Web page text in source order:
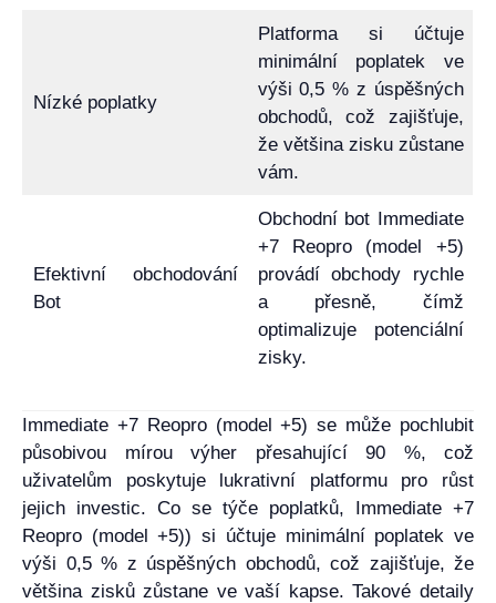
Nízké poplatky
Platforma si účtuje
minimální poplatek ve
výši 0,5 % z úspěšných
obchodů, což zajišťuje,
že většina zisku zůstane
vám.
Efektivní obchodování
Bot
Obchodní bot Immediate
+7 Reopro (model +5)
provádí obchody rychle
a přesně, čímž
optimalizuje potenciální
zisky.
Immediate +7 Reopro (model +5) se může pochlubit
působivou mírou výher přesahující 90 %, což
uživatelům poskytuje lukrativní platformu pro růst
jejich investic. Co se týče poplatků, Immediate +7
Reopro (model +5)) si účtuje minimální poplatek ve
výši 0,5 % z úspěšných obchodů, což zajišťuje, že
většina zisků zůstane ve vaší kapse. Takové detaily